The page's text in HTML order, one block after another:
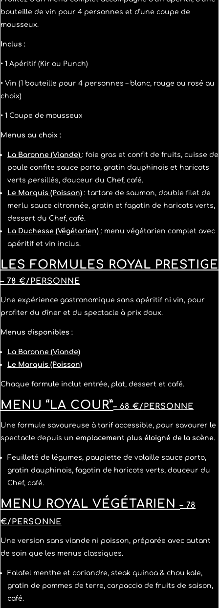
bouteille de vin pour 4 personnes et d’une coupe de
mousseux.
Inclus :
• 1 Apéritif (Kir ou Punch)
• Vin (1 bouteille pour 4 personnes – blanc, rouge ou rosé au
choix)
• 1 Coupe de mousseux
Menus au choix :
La Baronne (Viande) : foie gras et confit de fruits, cuisse de
poule confite sauce porto, gratin dauphinois et haricots
verts persillés, douceur du Chef, café.
Le Marquis (Poisson) : tartare de saumon, double filet de
merlu sauce citronnée, gratin et fagotin de haricots verts,
dessert du Chef, café.
La Duchesse (Végétarien) : menu végétarien complet avec
apéritif et vin inclus.
LES FORMULES ROYAL PRESTIGE
– 78 €/PERSONNE
Une expérience gastronomique sans apéritif ni vin, pour
profiter du dîner et du spectacle à prix doux.
Menus disponibles :
La Baronne (Viande)
Le Marquis (Poisson)
Chaque formule inclut entrée, plat, dessert et café.
MENU “LA COUR”– 68 €/PERSONNE
Une formule savoureuse à tarif accessible, pour savourer le
spectacle depuis un emplacement plus éloigné de la scène.
Feuilleté de légumes, paupiette de volaille sauce porto,
gratin dauphinois, fagotin de haricots verts, douceur du
Chef, café.
MENU ROYAL VÉGÉTARIEN– 78
€/PERSONNE
Une version sans viande ni poisson, préparée avec autant
de soin que les menus classiques.
Falafel menthe et coriandre, steak quinoa & chou kale,
gratin de pommes de terre, carpaccio de fruits de saison,
café.